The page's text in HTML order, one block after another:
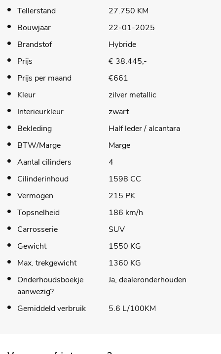
Tellerstand
27.750 KM
Bouwjaar
22-01-2025
Brandstof
Hybride
Prijs
€ 38.445,-
Prijs per maand
€661
Kleur
zilver metallic
Interieurkleur
zwart
Bekleding
Half leder / alcantara
BTW/Marge
Marge
Aantal cilinders
4
Cilinderinhoud
1598 CC
Vermogen
215 PK
Topsnelheid
186 km/h
Carrosserie
SUV
Gewicht
1550 KG
Max. trekgewicht
1360 KG
Onderhoudsboekje
aanwezig?
Ja, dealeronderhouden
Gemiddeld verbruik 5.6 L/100KM